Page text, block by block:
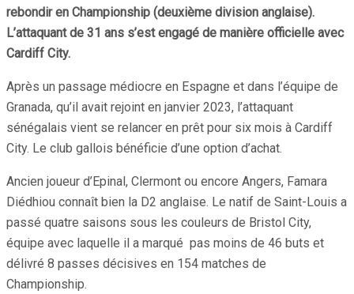
rebondir en Championship (deuxième division anglaise).
L’attaquant de 31 ans s’est engagé de manière officielle avec
Cardiff City.
Après un passage médiocre en Espagne et dans l’équipe de
Granada, qu’il avait rejoint en janvier 2023, l’attaquant
sénégalais vient se relancer en prêt pour six mois à Cardiff
City. Le club gallois bénéficie d’une option d’achat.
Ancien joueur d’Epinal, Clermont ou encore Angers, Famara
Diédhiou connaît bien la D2 anglaise. Le natif de Saint-Louis a
passé quatre saisons sous les couleurs de Bristol City,
équipe avec laquelle il a marqué pas moins de 46 buts et
délivré 8 passes décisives en 154 matches de
Championship.